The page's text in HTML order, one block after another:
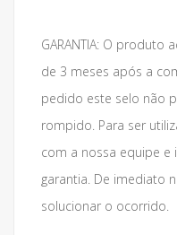
GARANTIA: O produto
de 3 meses após a
pedido este selo não
rompido. Para ser
com a nossa equipe
garantia. De imediato
solucionar o ocorrido.